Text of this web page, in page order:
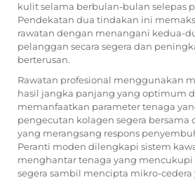
kulit selama berbulan-bulan selepas
Pendekatan dua tindakan ini
rawatan dengan menangani kedua-
pelanggan secara segera dan
berterusan.
Rawatan profesional menggunakan
hasil jangka panjang yang optimum
memanfaatkan parameter tenaga
pengecutan kolagen segera bersama
yang merangsang respons
Peranti moden dilengkapi sistem
menghantar tenaga yang
segera sambil mencipta mikro-